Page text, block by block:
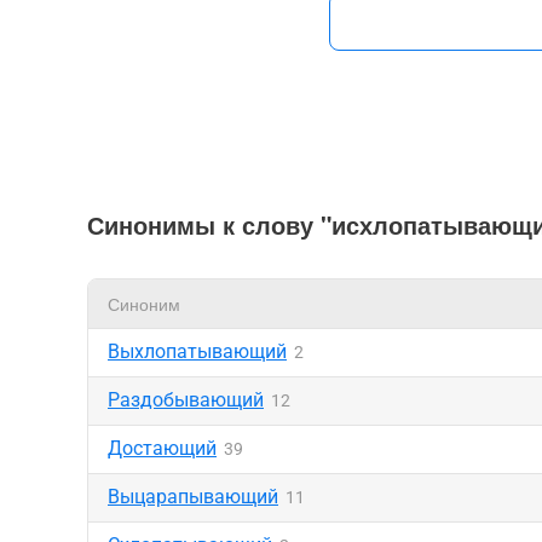
Синонимы к слову
Синоним
Выхлопатывающий 2
Раздобывающий 12
Достающий 39
Выцарапывающий 11